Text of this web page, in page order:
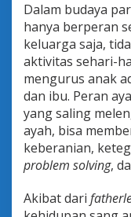
Dalam budaya
hanya berperan
keluarga saja,
aktivitas sehari-
mengurus anak
dan ibu. Peran
yang saling
ayah, bisa
keberanian,
problem solving,
Akibat dari